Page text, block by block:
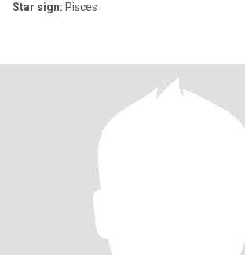
Star sign: Pisces